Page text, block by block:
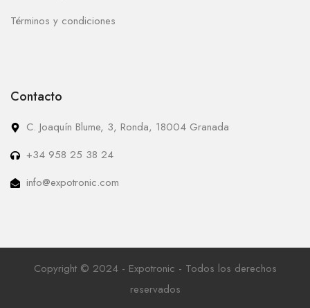
Términos y condiciones
Contacto
C. Joaquín Blume, 3, Ronda, 18004 Granada
+34 958 25 38 24
info@expotronic.com
Copyright © 2024 - Expotronic - Todos los derechos
reservados